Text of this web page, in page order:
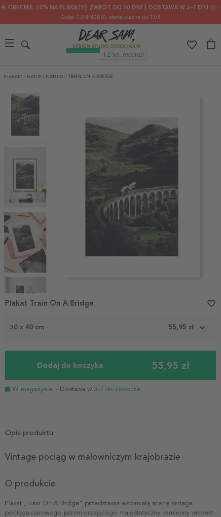
🌟 OBECNIE: 30% NA PLAKATY┃ ZWROT DO 30 DNI ┃ DOSTAWA W 2–7 DNI 📦✨
Code: SUMMER30, oferta ważna do 7.08
PLAKATY / NATUR / NATURA / TRAIN ON A BRIDGE
Item
1
30 x 40 cm 55,95 zł
Dodaj do koszyka 55,95 zł
W magazynie - Dostawa w 3-7 dni robocze
Plakat Train On A Bridge favorite_border
Opis produktu
Vintage pociąg w malowniczym krajobrazie
O produkcie
Plakat „Train On A Bridge” przedstawia wspaniałą scenę vintage
pociągu parowego przemierzającego majestatyczny kamienny wiadukt